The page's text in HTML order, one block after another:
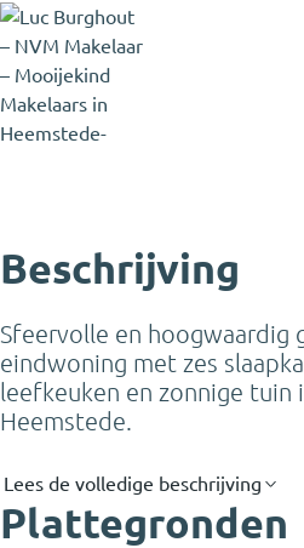
Beschrijving
Sfeervolle en hoogwaardig
eindwoning met zes
leefkeuken en zonnige tuin
Heemstede.
Lees de volledige beschrijving
Plattegronden